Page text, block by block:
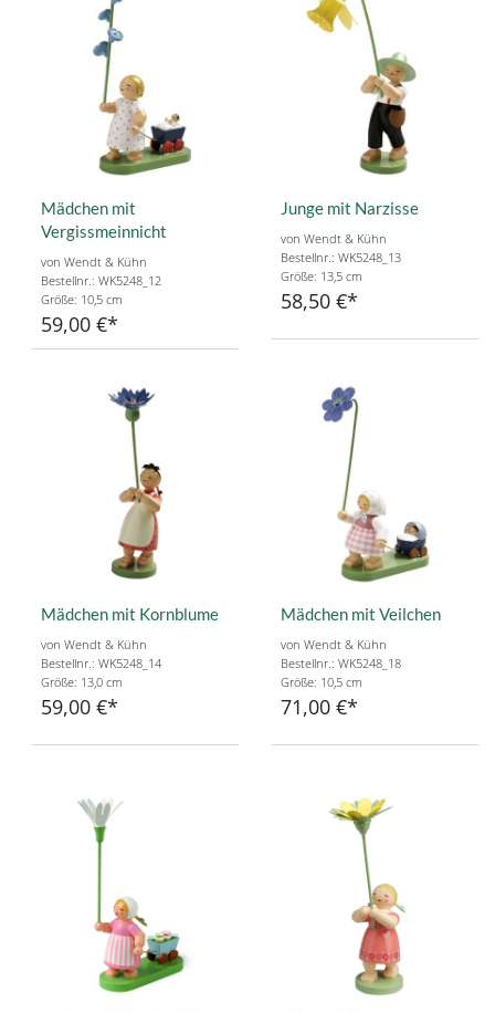
Mädchen mit
Vergissmeinnicht
von Wendt & Kühn
Bestellnr.: WK5248_12
Größe: 10,5 cm
59,00 €
Junge mit Narzisse
von Wendt & Kühn
Bestellnr.: WK5248_13
Größe: 13,5 cm
58,50 €
Mädchen mit Kornblume
von Wendt & Kühn
Bestellnr.: WK5248_14
Größe: 13,0 cm
59,00 €
Mädchen mit Veilchen
von Wendt & Kühn
Bestellnr.: WK5248_18
Größe: 10,5 cm
71,00 €